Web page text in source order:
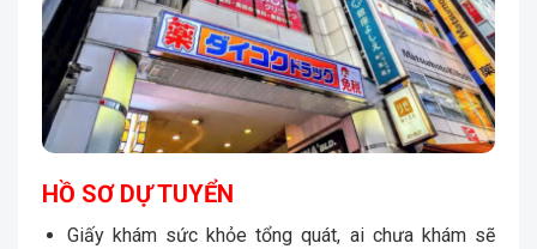
HỒ SƠ DỰ TUYỂN
Giấy khám sức khỏe tổng quát, ai chưa khám sẽ